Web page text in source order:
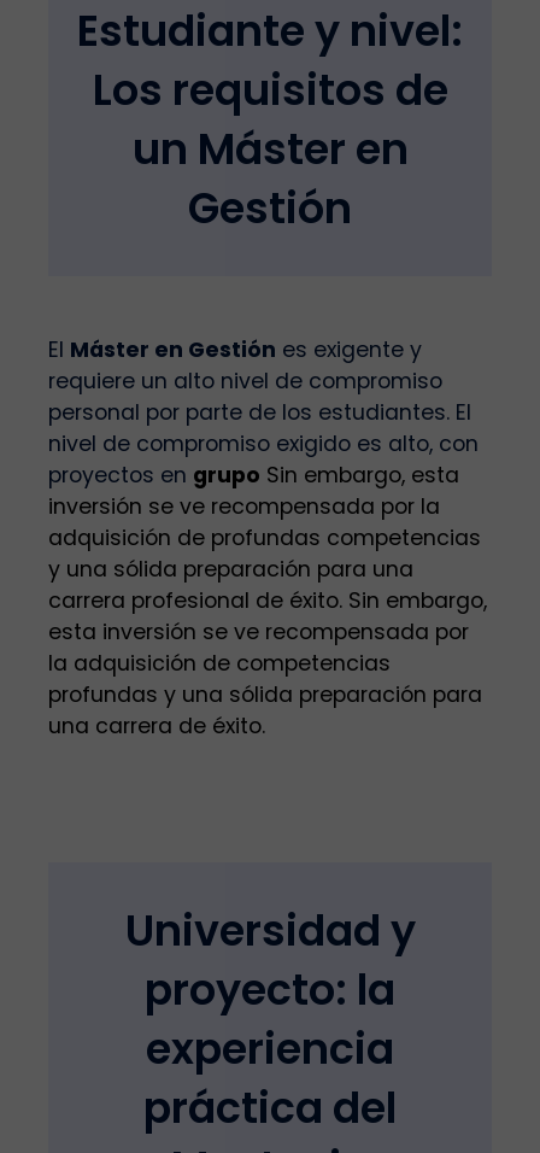
Estudiante y nivel:
Los requisitos de
un Máster en
Gestión
El Máster en Gestión es exigente y
requiere un alto nivel de compromiso
personal por parte de los estudiantes. El
nivel de compromiso exigido es alto, con
proyectos en grupo Sin embargo, esta
inversión se ve recompensada por la
adquisición de profundas competencias
y una sólida preparación para una
carrera profesional de éxito. Sin embargo,
esta inversión se ve recompensada por
la adquisición de competencias
profundas y una sólida preparación para
una carrera de éxito.
Universidad y
proyecto: la
experiencia
práctica del